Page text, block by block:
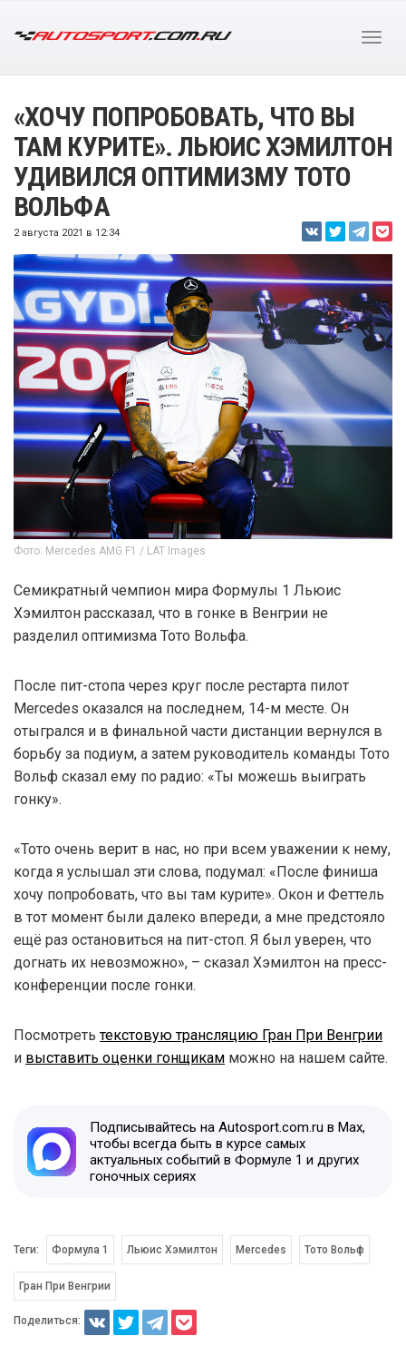
«ХОЧУ ПОПРОБОВАТЬ, ЧТО ВЫ
ТАМ КУРИТЕ». ЛЬЮИС ХЭМИЛТОН
УДИВИЛСЯ ОПТИМИЗМУ ТОТО
ВОЛЬФА
2 августа 2021 в 12:34
Фото: Mercedes AMG F1 / LAT Images
Семикратный чемпион мира Формулы 1 Льюис
Хэмилтон рассказал, что в гонке в Венгрии не
разделил оптимизма Тото Вольфа.
После пит-стопа через круг после рестарта пилот
Mercedes оказался на последнем, 14-м месте. Он
отыгрался и в финальной части дистанции вернулся в
борьбу за подиум, а затем руководитель команды Тото
Вольф сказал ему по радио: «Ты можешь выиграть
гонку».
«Тото очень верит в нас, но при всем уважении к нему,
когда я услышал эти слова, подумал: «После финиша
хочу попробовать, что вы там курите». Окон и Феттель
в тот момент были далеко впереди, а мне предстояло
ещё раз остановиться на пит-стоп. Я был уверен, что
догнать их невозможно», – сказал Хэмилтон на пресс-
конференции после гонки.
Посмотретьтекстовую трансляцию Гран При Венгрии
и выставить оценки гонщикам можно на нашем сайте.
Подписывайтесь на Autosport.com.ru в Max,
чтобы всегда быть в курсе самых
актуальных событий в Формуле 1 и других
гоночных сериях
Теги: Формула 1 Льюис Хэмилтон Mercedes Тото Вольф
Гран При Венгрии
Поделиться: